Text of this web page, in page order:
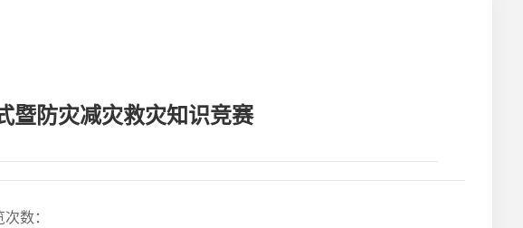
暨防灾减灾救灾知识竞赛
次数：